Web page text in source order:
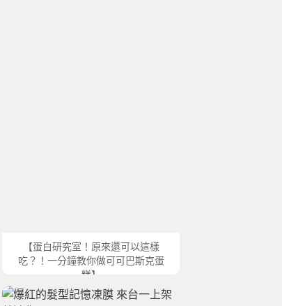
【蛋白研究室！原來還可以這樣
吃？！一分鐘教你做可可巴斯克蛋
糕】